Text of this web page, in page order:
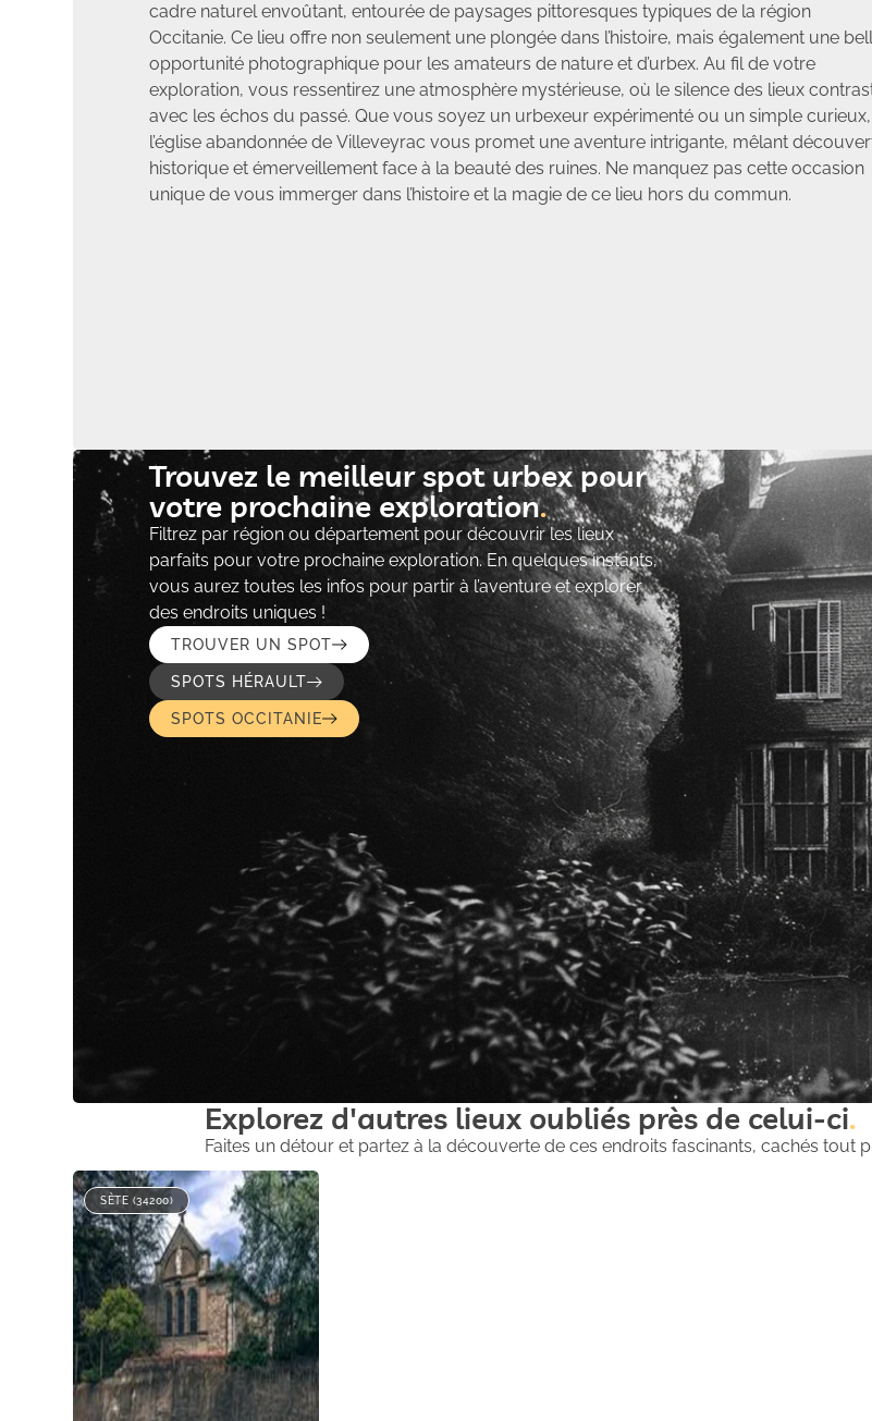
cadre naturel envoûtant, entourée de paysages pittoresques typiques de la région
Occitanie. Ce lieu offre non seulement une plongée dans l’histoire, mais également une
opportunité photographique pour les amateurs de nature et d’urbex. Au fil de votre
exploration, vous ressentirez une atmosphère mystérieuse, où le silence des lieux
avec les échos du passé. Que vous soyez un urbexeur expérimenté ou un simple curieux,
l’église abandonnée de Villeveyrac vous promet une aventure intrigante, mêlant
historique et émerveillement face à la beauté des ruines. Ne manquez pas cette occasion
unique de vous immerger dans l’histoire et la magie de ce lieu hors du commun.
Trouvez le meilleur spot urbex pour
votre prochaine exploration​
Filtrez par région ou département pour découvrir les lieux
parfaits pour votre prochaine exploration. En quelques instants,
vous aurez toutes les infos pour partir à l’aventure et explorer
des endroits uniques !
TROUVER UN SPOT
SPOTS HÉRAULT
SPOTS OCCITANIE
Explorez d'autres lieux oubliés près de celui-ci
Faites un détour et partez à la découverte de ces endroits fascinants, cachés tout
SÈTE (34200)